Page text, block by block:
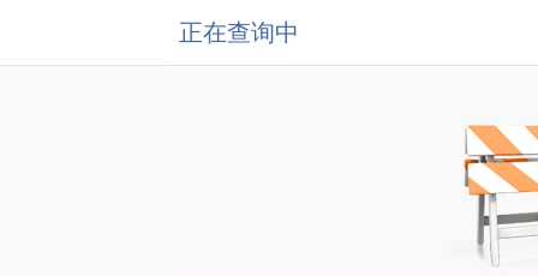
正在查询中